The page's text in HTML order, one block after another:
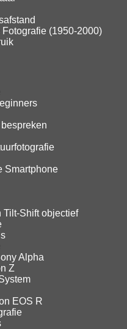
(1950-2000)
Smartphone
Tilt-Shift objectief
Alpha
Z
EOS R